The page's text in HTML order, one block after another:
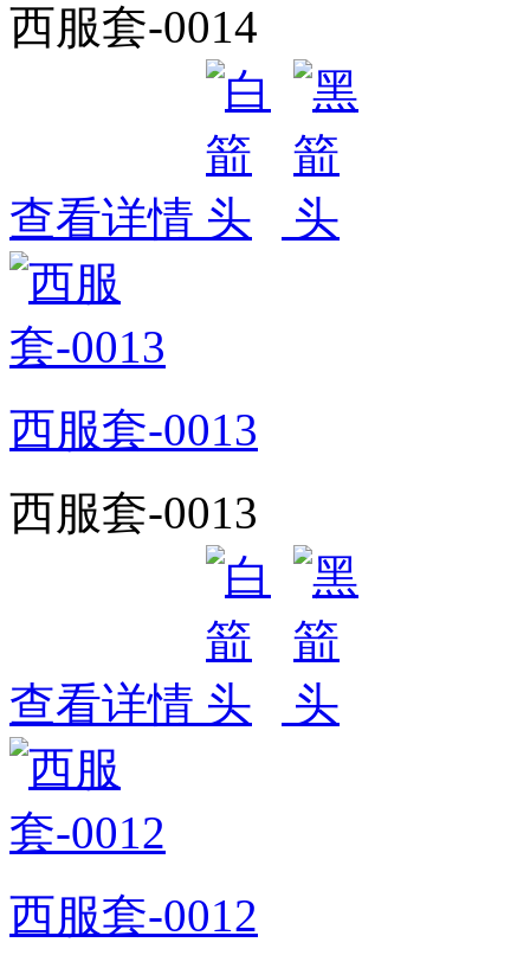
西服套-0014
查看详情
西服套-0013
西服套-0013
查看详情
西服套-0012